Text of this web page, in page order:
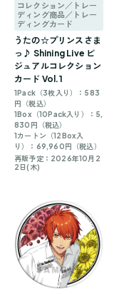
コレクション／トレー
ディング商品／トレー
ディングカード
うたの☆プリンスさま
っ♪ Shining Live ビ
ジュアルコレクション
カード Vol.1
1Pack（3枚入り）：583
円（税込）
1Box（10Pack入り）：5,
830円（税込）
1カートン（12Box入
り）：69,960円（税込）
再販予定：2026年10月2
2日(木)